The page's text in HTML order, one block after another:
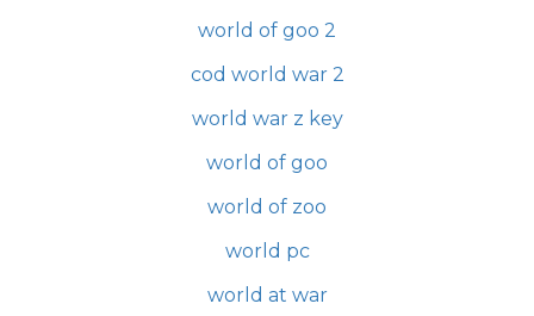
world of goo 2
cod world war 2
world war z key
world of goo
world of zoo
world pc
world at war